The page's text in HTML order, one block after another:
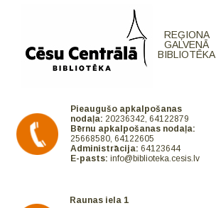
REĢIONA
GALVENĀ
BIBLIOTĒKA
Pieaugušo apkalpošanas
nodaļa: 20236342, 64122879
Bērnu apkalpošanas nodaļa:
25668580, 64122605
Administrācija: 64123644
E-pasts: info@biblioteka.cesis.lv
Raunas iela 1